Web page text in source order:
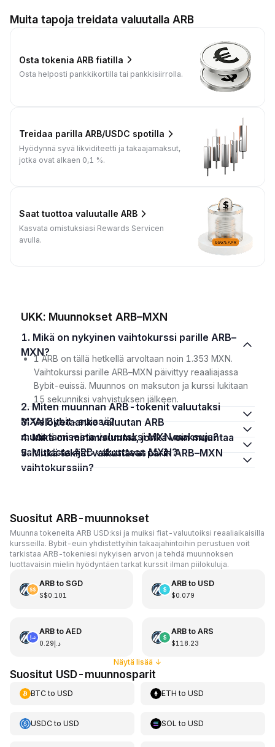
Muita tapoja treidata valuutalla ARB
Osta tokenia ARB fiatilla
Osta helposti pankkikortilla tai pankkisiirrolla.
Treidaa parilla ARB/USDC spotilla
Hyödynnä syvä likviditeetti ja takaajamaksut,
jotka ovat alkaen 0,1 %.
Saat tuottoa valuutalle ARB
Kasvata omistuksiasi Rewards Servicen
avulla.
UKK: Muunnokset ARB–MXN
1. Mikä on nykyinen vaihtokurssi parille ARB–
MXN?
1 ARB on tällä hetkellä arvoltaan noin 1.353 MXN.
Vaihtokurssi parille ARB–MXN päivittyy reaaliajassa
Bybit-euissä. Muunnos on maksuton ja kurssi lukitaan
15 sekunniksi vahvistuksen jälkeen.
2. Miten muunnan ARB-tokenit valuutaksi
MXN Bybit-euissä?
3. Veloitetaanko valuutan ARB
muuntamisesta valuutaksi MXN maksuja?
4. Mikä on minimisumma, jonka voin muuntaa
valuutasta ARB valuuttaan MXN?
5. Mitkä tekijät vaikuttavat parin ARB–MXN
vaihtokurssiin?
Suositut ARB-muunnokset
Muunna tokeneita ARB USD:ksi ja muiksi fiat-valuutoiksi reaaliaikaisilla
kursseilla. Bybit-euin yhdistettyihin takaajahintoihin perustuen voit
tarkistaa ARB-tokeniesi nykyisen arvon ja tehdä muunnoksen
luottavaisin mielin hyödyntäen tarkat kurssit ilman piilokuluja.
ARBto SGD
S$0.101
ARBto USD
$0.079
ARBto AED
د.إ0.29
ARBto ARS
$118.23
Näytä lisää ↓
Suositut USD-muunnosparit
BTCto USD ETH toUSD
USDCto USD SOL toUSD